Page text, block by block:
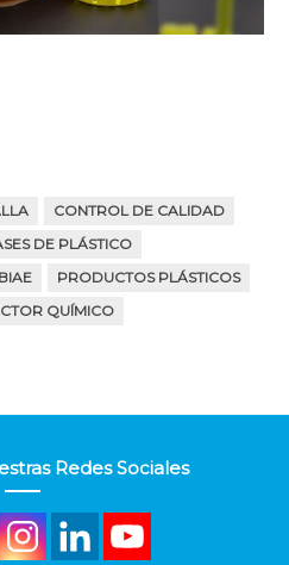
CONTROL DE CALIDAD
DE PLÁSTICO
PRODUCTOS PLÁSTICOS
QUÍMICO
Redes Sociales